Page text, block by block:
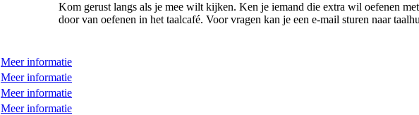
Kom gerust langs als je mee wilt kijken. Ken je iemand die extra wil oefenen
door van oefenen in het taalcafé. Voor vragen kan je een e-mail sturen naar
Meer informatie
Meer informatie
Meer informatie
Meer informatie